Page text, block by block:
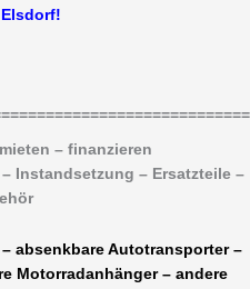
Elsdorf!
– finanzieren
Instandsetzung – Ersatzteile –
absenkbare Autotransporter –
Motorradanhänger – andere